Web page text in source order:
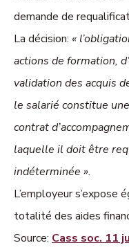
demande de
La décision: «
actions de formation,
validation des acquis
le salarié constitue
contrat
laquelle il doit être
indéterminée ».
L’employeur s’expose
totalité des aides
Source: Cass soc. 11